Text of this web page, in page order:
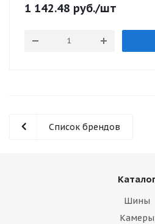
1 142.48 руб./шт
Список брендов
Шины
Камеры